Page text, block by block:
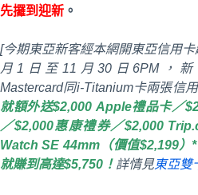
先攞到迎新 。
[今期東亞新客經本網開東亞信用
月1日至11月30日6PM，新
Mastercard同i-Titanium卡兩張信
就額外送$2,000 Apple禮品卡／
／$2,000惠康禮券／$2,000
Watch SE 44mm（價值$2,199）
就賺到高達$5,750！ 詳情見東亞雙